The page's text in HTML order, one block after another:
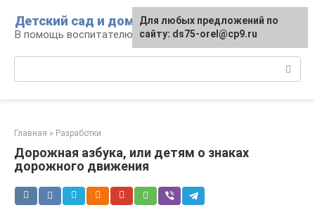
контенту
Детский сад и дом
В помощь воспитателю и родителям
Главная » Разработки
Дорожная азбука, или детям о знаках
дорожного движения
Для любых предложений по
сайту: ds75-orel@cp9.ru